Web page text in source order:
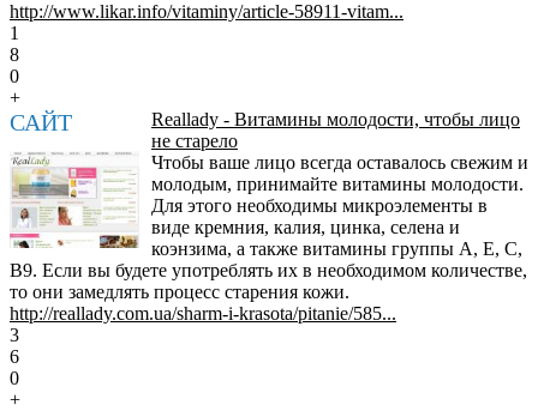
http://www.likar.info/vitaminy/article-58911-vitam...
1
8
0
+
САЙТ
Reallady - Витамины молодости, чтобы лицо
не старело
Чтобы ваше лицо всегда оставалось свежим и
молодым, принимайте витамины молодости.
Для этого необходимы микроэлементы в
виде кремния, калия, цинка, селена и
коэнзима, а также витамины группы А, Е, С,
В9. Если вы будете употреблять их в необходимом количестве,
то они замедлять процесс старения кожи.
http://reallady.com.ua/sharm-i-krasota/pitanie/585...
3
6
0
+